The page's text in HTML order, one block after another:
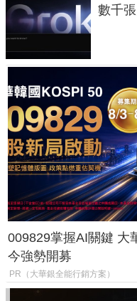
數千
009829掌握AI關鍵 大
今強勢開募
PR（大華銀全能行銷方案）